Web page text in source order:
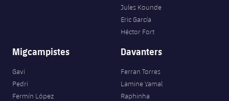
Jules Kounde
Eric García
Héctor Fort
Migcampistes
Gavi
Pedri
Fermín López
Davanters
Ferran Torres
Lamine Yamal
Raphinha